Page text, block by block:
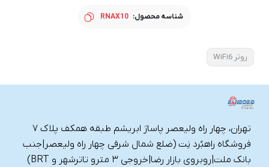
شناسه محصول: RNAX10
روتر WiFi6
تهران، چهار راه ولیعصر پاساژ ابریشم طبقه همکف پلاک ۷
فروشگاه راهبُرد نِت (ضلع شمال شرقی چهار راه ولیعصر|جنب
بانک ملت|روبروی بازار رضا|خروجی ۳ مترو تاترشهر و BRT)‎‎